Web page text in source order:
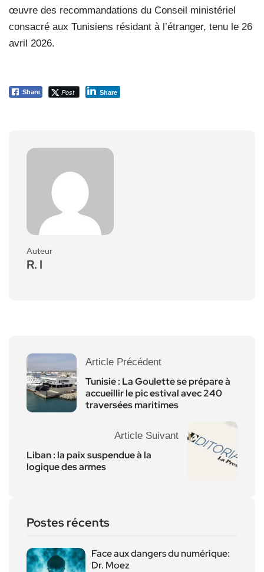
œuvre des recommandations du Conseil ministériel
consacré aux Tunisiens résidant à l’étranger, tenu le 26
avril 2026.
Share Post Share
Auteur
R. I
Article Précédent
Tunisie : La Goulette se prépare à
accueillir le pic estival avec 240
traversées maritimes
Article Suivant
Liban : la paix suspendue à la
logique des armes
Postes récents
Face aux dangers du numérique:
Dr. Moez